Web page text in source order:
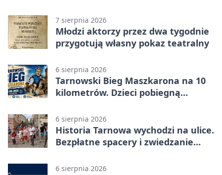
7 sierpnia 2026
Młodzi aktorzy przez dwa tygodnie
przygotują własny pokaz teatralny
6 sierpnia 2026
Tarnowski Bieg Maszkarona na 10
kilometrów. Dzieci pobiegną
6 sierpnia 2026
Historia Tarnowa wychodzi na ulice.
Bezpłatne spacery i zwiedzanie
6 sierpnia 2026